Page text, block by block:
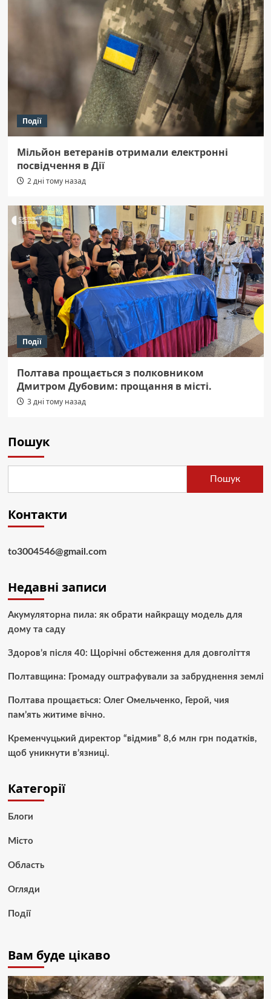
Події
Мільйон ветеранів отримали електронні
посвідчення в Дії
2 дні тому назад
Події
Полтава прощається з полковником
Дмитром Дубовим: прощання в місті.
3 дні тому назад
Пошук
Пошук
Контакти
to3004546@gmail.com
Недавні записи
Акумуляторна пила: як обрати найкращу модель для
дому та саду
Здоров’я після 40: Щорічні обстеження для довголіття
Полтавщина: Громаду оштрафували за забруднення землі
Полтава прощається: Олег Омельченко, Герой, чия
пам’ять житиме вічно.
Кременчуцький директор “відмив” 8,6 млн грн податків,
щоб уникнути в’язниці.
Категорії
Блоги
Місто
Область
Огляди
Події
Вам буде цікаво